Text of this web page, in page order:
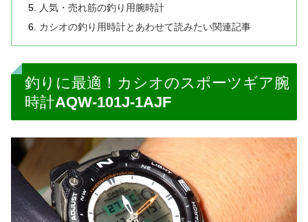
人気・売れ筋の釣り用腕時計
カシオの釣り用時計とあわせて読みたい関連記事
釣りに最適！カシオのスポーツギア腕
時計AQW-101J-1AJF